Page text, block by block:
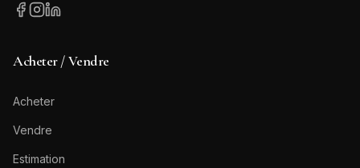
Acheter / Vendre
Acheter
Vendre
Estimation